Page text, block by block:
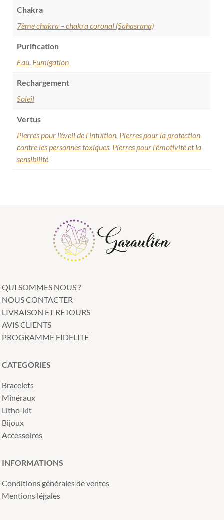
Chakra
7ème chakra – chakra coronal (Sahasrana)
Purification
Eau, Fumigation
Rechargement
Soleil
Vertus
Pierres pour l'éveil de l'intuition, Pierres pour la protection
contre les personnes toxiques, Pierres pour l'émotivité et la
sensibilité
QUI SOMMES NOUS ?
NOUS CONTACTER
LIVRAISON ET RETOURS
AVIS CLIENTS
PROGRAMME FIDELITE
CATEGORIES
Bracelets
Minéraux
Litho-kit
Bijoux
Accessoires
INFORMATIONS
Conditions générales de ventes
Mentions légales